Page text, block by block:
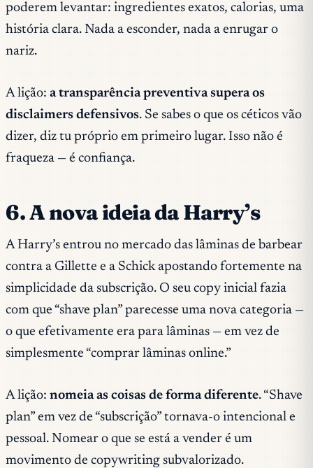
poderem levantar: ingredientes exatos, calorias, uma
história clara. Nada a esconder, nada a enrugar o
nariz.
A lição: a transparência preventiva supera os
disclaimers defensivos. Se sabes o que os céticos vão
dizer, diz tu próprio em primeiro lugar. Isso não é
fraqueza — é confiança.
6. A nova ideia da Harry’s
A Harry’s entrou no mercado das lâminas de barbear
contra a Gillette e a Schick apostando fortemente na
simplicidade da subscrição. O seu copy inicial fazia
com que “shave plan” parecesse uma nova categoria —
o que efetivamente era para lâminas — em vez de
simplesmente “comprar lâminas online.”
A lição: nomeia as coisas de forma diferente. “Shave
plan” em vez de “subscrição” tornava-o intencional e
pessoal. Nomear o que se está a vender é um
movimento de copywriting subvalorizado.